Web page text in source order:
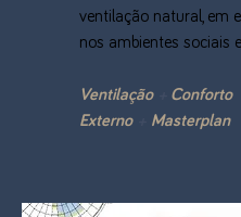
ventilação natural, em
nos ambientes sociais
Ventilação
Conforto
Externo
Masterplan